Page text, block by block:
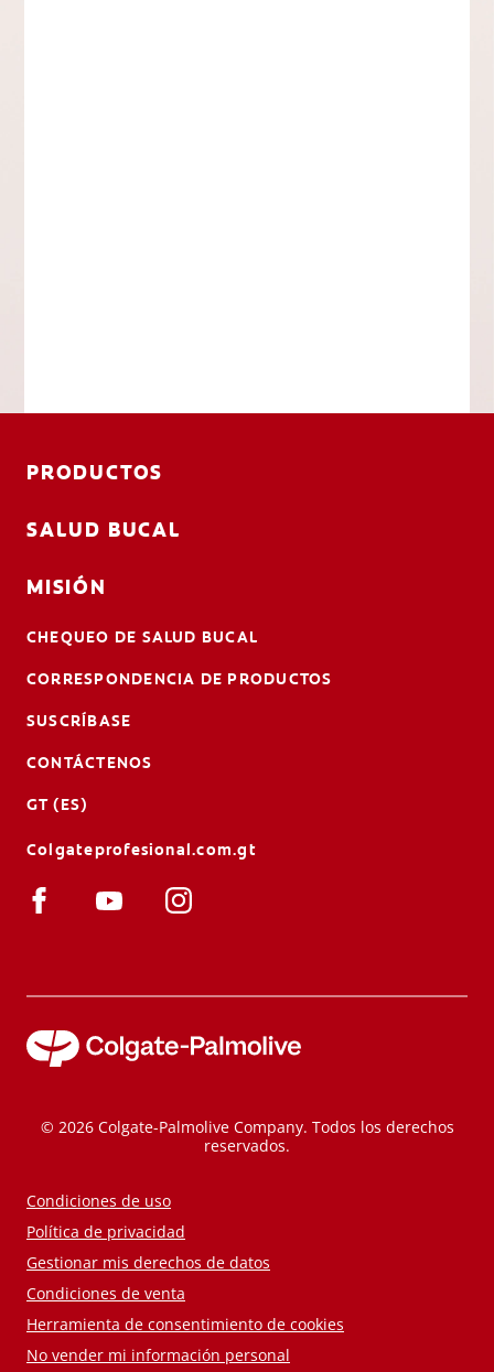
PRODUCTOS
SALUD BUCAL
MISIÓN
CHEQUEO DE SALUD BUCAL
CORRESPONDENCIA DE PRODUCTOS
SUSCRÍBASE
CONTÁCTENOS
GT (ES)
Colgateprofesional.com.gt
© 2026 Colgate-Palmolive Company. Todos los derechos
reservados.
Condiciones de uso
Política de privacidad
Gestionar mis derechos de datos
Condiciones de venta
Herramienta de consentimiento de cookies
No vender mi información personal